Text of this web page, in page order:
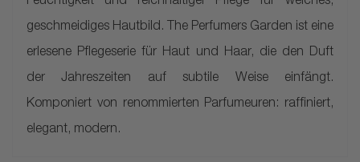
geschmeidiges Hautbild. The Perfumers Garden ist eine
erlesene Pflegeserie für Haut und Haar, die den Duft
der Jahreszeiten auf subtile Weise einfängt.
Komponiert von renommierten Parfumeuren: raffiniert,
elegant, modern.